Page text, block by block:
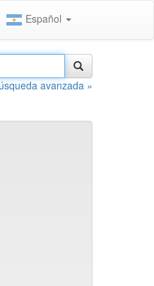
Español
avanzada »